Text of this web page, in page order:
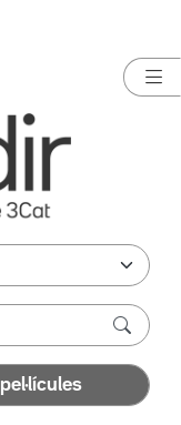
pel·lícules